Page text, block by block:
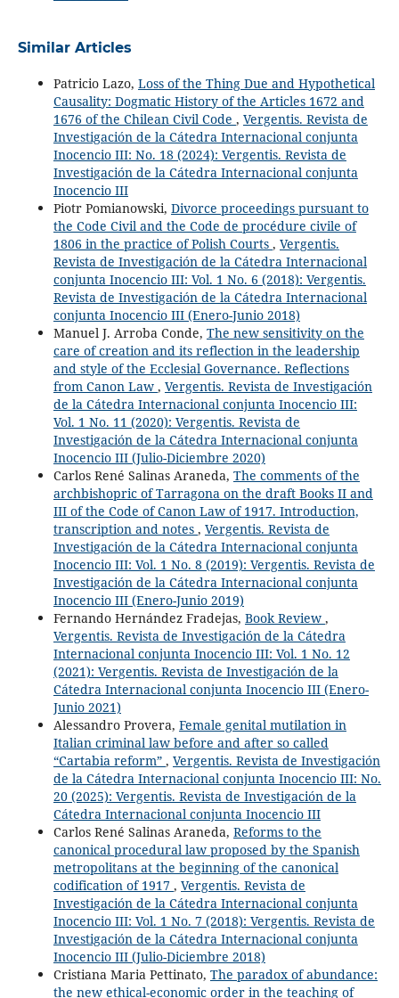
Similar Articles
Patricio Lazo, Loss of the Thing Due and Hypothetical
Causality: Dogmatic History of the Articles 1672 and
1676 of the Chilean Civil Code , Vergentis. Revista de
Investigación de la Cátedra Internacional conjunta
Inocencio III: No. 18 (2024): Vergentis. Revista de
Investigación de la Cátedra Internacional conjunta
Inocencio III
Piotr Pomianowski, Divorce proceedings pursuant to
the Code Civil and the Code de procédure civile of
1806 in the practice of Polish Courts , Vergentis.
Revista de Investigación de la Cátedra Internacional
conjunta Inocencio III: Vol. 1 No. 6 (2018): Vergentis.
Revista de Investigación de la Cátedra Internacional
conjunta Inocencio III (Enero-Junio 2018)
Manuel J. Arroba Conde, The new sensitivity on the
care of creation and its reflection in the leadership
and style of the Ecclesial Governance. Reflections
from Canon Law , Vergentis. Revista de Investigación
de la Cátedra Internacional conjunta Inocencio III:
Vol. 1 No. 11 (2020): Vergentis. Revista de
Investigación de la Cátedra Internacional conjunta
Inocencio III (Julio-Diciembre 2020)
Carlos René Salinas Araneda, The comments of the
archbishopric of Tarragona on the draft Books II and
III of the Code of Canon Law of 1917. Introduction,
transcription and notes , Vergentis. Revista de
Investigación de la Cátedra Internacional conjunta
Inocencio III: Vol. 1 No. 8 (2019): Vergentis. Revista de
Investigación de la Cátedra Internacional conjunta
Inocencio III (Enero-Junio 2019)
Fernando Hernández Fradejas, Book Review ,
Vergentis. Revista de Investigación de la Cátedra
Internacional conjunta Inocencio III: Vol. 1 No. 12
(2021): Vergentis. Revista de Investigación de la
Cátedra Internacional conjunta Inocencio III (Enero-
Junio 2021)
Alessandro Provera, Female genital mutilation in
Italian criminal law before and after so called
“Cartabia reform” , Vergentis. Revista de Investigación
de la Cátedra Internacional conjunta Inocencio III: No.
20 (2025): Vergentis. Revista de Investigación de la
Cátedra Internacional conjunta Inocencio III
Carlos René Salinas Araneda, Reforms to the
canonical procedural law proposed by the Spanish
metropolitans at the beginning of the canonical
codification of 1917 , Vergentis. Revista de
Investigación de la Cátedra Internacional conjunta
Inocencio III: Vol. 1 No. 7 (2018): Vergentis. Revista de
Investigación de la Cátedra Internacional conjunta
Inocencio III (Julio-Diciembre 2018)
Cristiana Maria Pettinato, The paradox of abundance:
the new ethical-economic order in the teaching of